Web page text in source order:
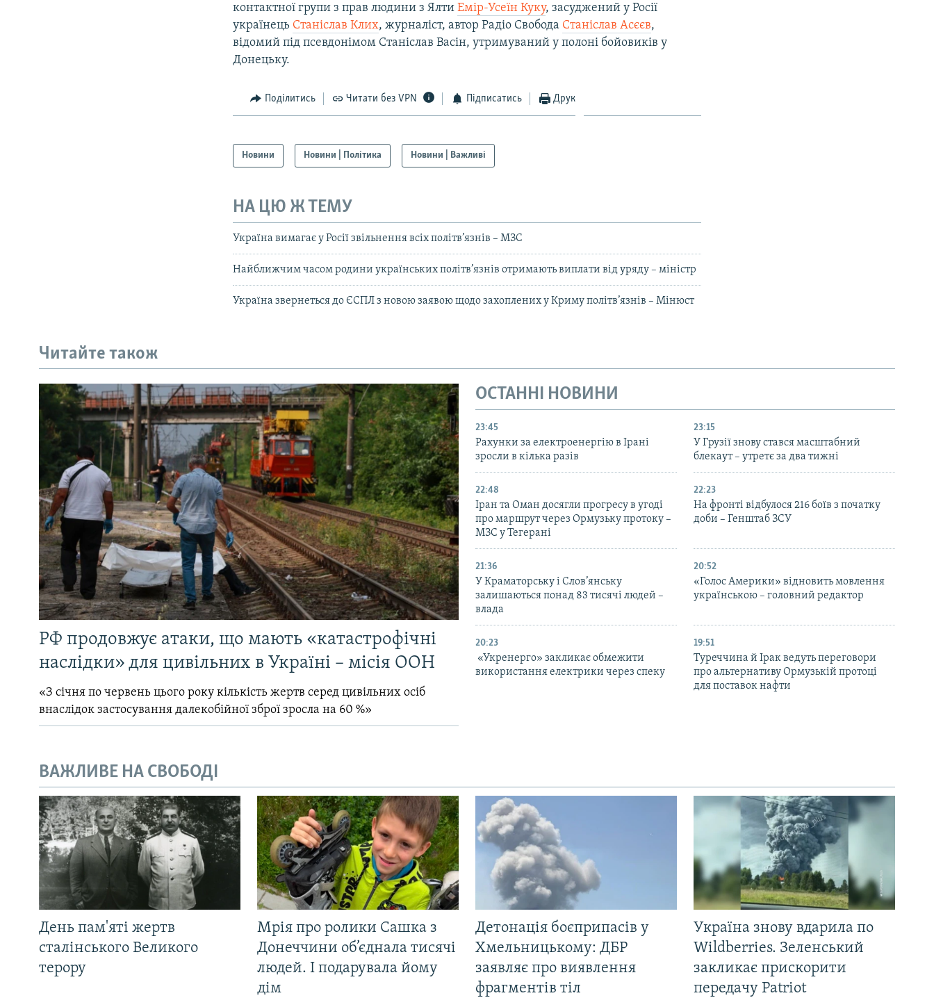
контактної групи з прав людини з ЯлтиЕмір-Усеїн Куку, засуджений у Росії
українець Станіслав Клих, журналіст, автор Радіо Свобода Станіслав Асєєв,
відомий під псевдонімом Станіслав Васін, утримуваний у полоні бойовиків у
Донецьку.
Поділитись Читати без VPN Підписатись Друк
Новини Новини | Політика Новини | Важливі
НА ЦЮ Ж ТЕМУ
Україна вимагає у Росії звільнення всіх політв’язнів – МЗС
Найближчим часом родини українських політв’язнів отримають виплати від уряду – міністр
Україна звернеться до ЄСПЛ з новою заявою щодо захоплених у Криму політв’язнів – Мінюст
Читайте також
РФ продовжує атаки, що мають «катастрофічні
наслідки» для цивільних в Україні – місія ООН
«З січня по червень цього року кількість жертв серед цивільних осіб
внаслідок застосування далекобійної зброї зросла на 60 %»
ОСТАННІ НОВИНИ
23:45
Рахунки за електроенергію в Ірані
зросли в кілька разів
23:15
У Грузії знову стався масштабний
блекаут – утретє за два тижні
22:48
Іран та Оман досягли прогресу в угоді
про маршрут через Ормузьку протоку –
МЗС у Тегерані
22:23
На фронті відбулося 216 боїв з початку
доби – Генштаб ЗСУ
21:36
У Краматорську і Слов’янську
залишаються понад 83 тисячі людей –
влада
20:52
«Голос Америки» відновить мовлення
українською – головний редактор
20:23
«Укренерго» закликає обмежити
використання електрики через спеку
19:51
Туреччина й Ірак ведуть переговори
про альтернативу Ормузькій протоці
для поставок нафти
ВАЖЛИВЕ НА СВОБОДІ
День пам'яті жертв
сталінського Великого
терору
Мрія про ролики Сашка з
Донеччини об’єднала тисячі
людей. І подарувала йому
дім
Детонація боєприпасів у
Хмельницькому: ДБР
заявляє про виявлення
фрагментів тіл
Україна знову вдарила по
Wildberries. Зеленський
закликає прискорити
передачу Patriot